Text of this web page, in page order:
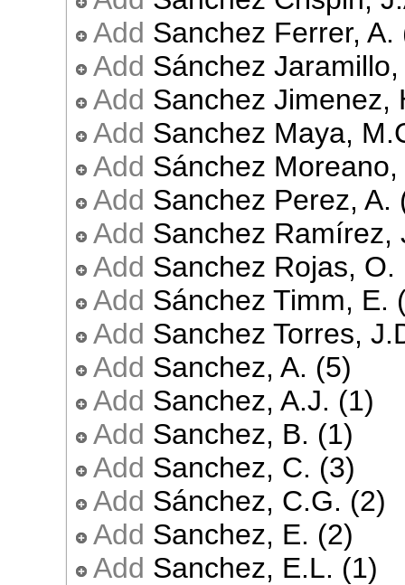
Add Sanchez Ferrer, A.
Add Sánchez
Add Sanchez Jimenez,
Add Sanchez Maya,
Add Sánchez Moreano,
Add Sanchez Perez, A.
Add Sanchez Ramírez,
Add Sanchez Rojas, O.
Add Sánchez Timm, E.
Add Sanchez Torres,
Add Sanchez, A. (5)
Add Sanchez, A.J. (1)
Add Sanchez, B. (1)
Add Sanchez, C. (3)
Add Sánchez, C.G. (2)
Add Sanchez, E. (2)
Add Sanchez, E.L. (1)